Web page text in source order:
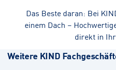
Das Beste daran: Bei
einem Dach –
direkt in
Weitere KIND